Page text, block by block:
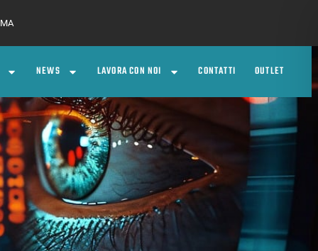
NEWS LAVORA CON NOI CONTATTI OUTLET